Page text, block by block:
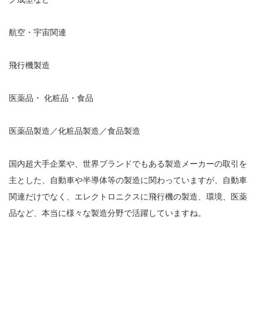
航空・宇宙関連
飛行機製造
医薬品・ 化粧品・食品
医薬品製造／化粧品製造／食品製造
国内超大手企業や、世界ブランドでもある製造メーカーの取引を
主とした、自動車や半導体等の製造に関わっていますが、自動車
関連だけでなく、エレクトロニクスに飛行機の製造、環境、医薬
品など、本当に様々な製造分野で活躍していますね。